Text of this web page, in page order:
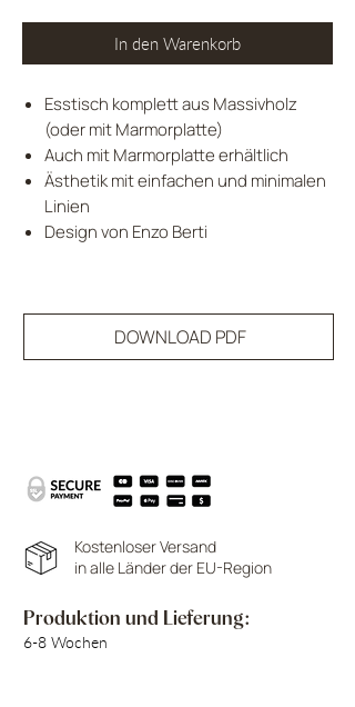
In den Warenkorb
Esstisch komplett aus Massivholz
(oder mit Marmorplatte)
Auch mit Marmorplatte erhältlich
Ästhetik mit einfachen und minimalen
Linien
Design von Enzo Berti
DOWNLOAD PDF
Kostenloser Versand
in alle Länder der EU-Region
Produktion und Lieferung:
6-8 Wochen